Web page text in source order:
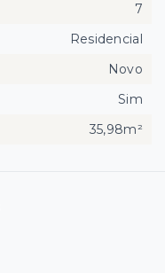
7
Residencial
Novo
Sim
35,98m²